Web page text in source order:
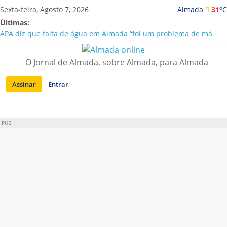
Saltar
para
conteúdo
Almada 31oC
Sexta-feira, Agosto 7, 2026
Últimas:
APA diz que falta de água em Almada “foi um problema de má
Laranjeiro | Cultura pop asiática invade a Casa Amarela
Ponte 25 de Abril celebra 60 anos com programa cultural entre
Lisboa e Almada
Situação de alerta em Almada renovada até final de Agosto
O Jornal de Almada, sobre Almada, para Almada
Assinar Entrar
PUB